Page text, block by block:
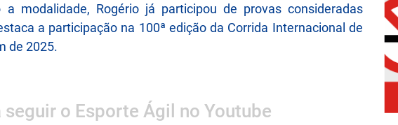
modalidade, Rogério já participou de provas consideradas
a participação na 100ª edição da Corrida Internacional de
de 2025.
seguir o Esporte Ágil no Youtube